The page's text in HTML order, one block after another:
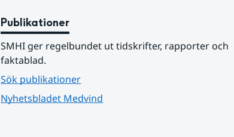
Publikationer
SMHI ger regelbundet ut tidskrifter, rapporter och
faktablad.
Sök publikationer
Nyhetsbladet Medvind